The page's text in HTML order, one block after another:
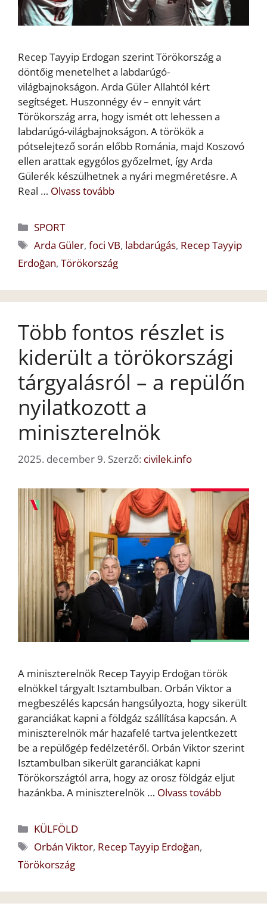
Recep Tayyip Erdogan szerint Törökország a
döntőig menetelhet a labdarúgó-
világbajnokságon. Arda Güler Allahtól kért
segítséget. Huszonnégy év – ennyit várt
Törökország arra, hogy ismét ott lehessen a
labdarúgó-világbajnokságon. A törökök a
pótselejtező során előbb Románia, majd Koszovó
ellen arattak egygólos győzelmet, így Arda
Gülerék készülhetnek a nyári megméretésre. A
Real … Olvass tovább
Kategória
SPORT
Címkék
Arda Güler,foci VB, labdarúgás, Recep Tayyip
Erdoğan, Törökország
Több fontos részlet is
kiderült a törökországi
tárgyalásról – a repülőn
nyilatkozott a
miniszterelnök
2025. december 9. Szerző: civilek.info
A miniszterelnök Recep Tayyip Erdoğan török
elnökkel tárgyalt Isztambulban. Orbán Viktor a
megbeszélés kapcsán hangsúlyozta, hogy sikerült
garanciákat kapni a földgáz szállítása kapcsán. A
miniszterelnök már hazafelé tartva jelentkezett
be a repülőgép fedélzetéről. Orbán Viktor szerint
Isztambulban sikerült garanciákat kapni
Törökországtól arra, hogy az orosz földgáz eljut
hazánkba. A miniszterelnök … Olvass tovább
Kategória
KÜLFÖLD
Címkék
Orbán Viktor, Recep Tayyip Erdoğan,
Törökország